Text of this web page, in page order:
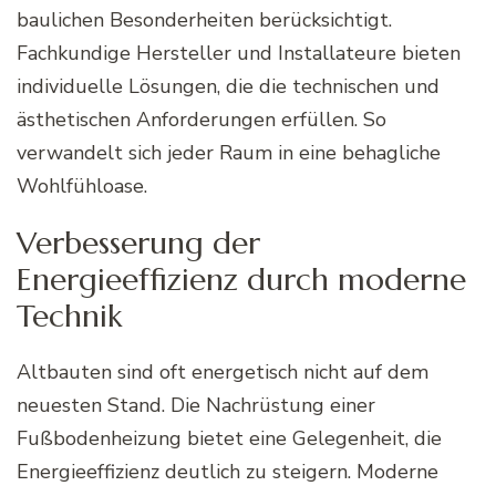
baulichen Besonderheiten berücksichtigt.
Fachkundige Hersteller und Installateure bieten
individuelle Lösungen, die die technischen und
ästhetischen Anforderungen erfüllen. So
verwandelt sich jeder Raum in eine behagliche
Wohlfühloase.
Verbesserung der
Energieeffizienz durch moderne
Technik
Altbauten sind oft energetisch nicht auf dem
neuesten Stand. Die Nachrüstung einer
Fußbodenheizung bietet eine Gelegenheit, die
Energieeffizienz deutlich zu steigern. Moderne